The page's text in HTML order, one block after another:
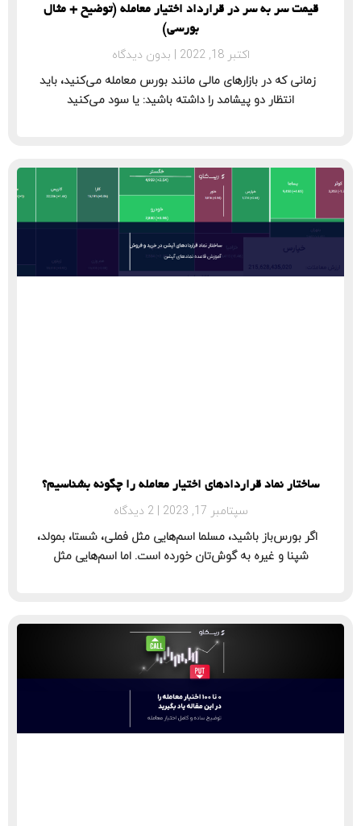
قیمت سر به سر در قرارداد اختیار معامله (توضیح + مثال
بورسی)
اکتبر 18, 2022
بدون دیدگاه
زمانی که در بازارهای مالی مانند بورس معامله می‌کنید، باید
انتظار دو پیشامد را داشته باشید: یا سود می‌کنید
ساختار نماد قراردادهای اختیار معامله را چگونه بشناسیم؟
سپتامبر 17, 2023
2 دیدگاه
اگر بورس‌باز باشید، مسلما اسم‌هایی مثل فملی، شستا، بمولد،
شپنا و غیره به گوش‌تان خورده است. اما اسم‌هایی مثل